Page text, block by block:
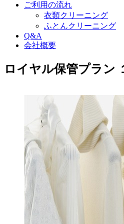
ご利用の流れ
衣類クリーニング
ふとんクリーニング
Q&A
会社概要
ロイヤル保管プラン